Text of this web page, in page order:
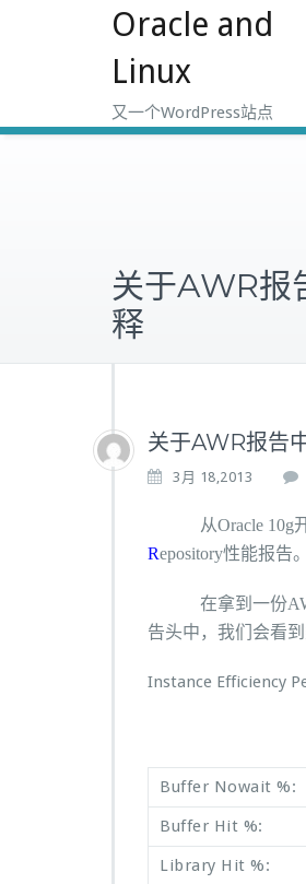
Oracle and
Linux
又一个WordPress站点
关于AWR报
释
关于AWR报告
3月 18,2013
从Oracle 10g开
Repository性能报告。
在拿到一份AWR
告头中，我们会看
Instance Efficiency
Buffer Nowait %:
Buffer Hit %:
Library Hit %: